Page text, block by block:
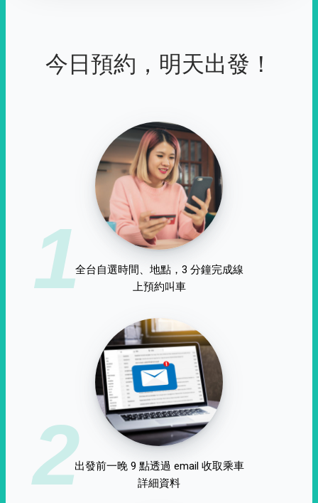
今日預約，明天出發！
1全台自選時間、地點，3 分鐘完成線
上預約叫車
2出發前一晚 9 點透過 email 收取乘車
詳細資料